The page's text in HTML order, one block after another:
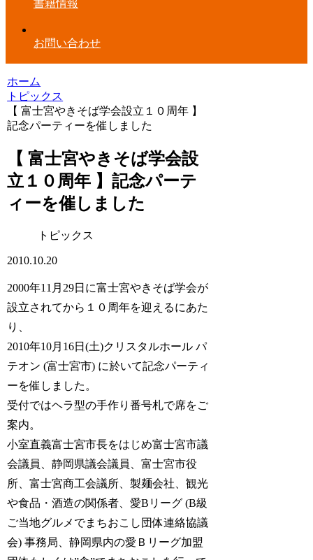
書籍情報
お問い合わせ
ホーム
トピックス
【 富士宮やきそば学会設立１０周年 】
記念パーティーを催しました
【 富士宮やきそば学会設
立１０周年 】記念パーテ
ィーを催しました
トピックス
2010.10.20
2000年11月29日に富士宮やきそば学会が
設立されてから１０周年を迎えるにあた
り、
2010年10月16日(土)クリスタルホール パ
テオン (富士宮市) に於いて記念パーティ
ーを催しました。
受付ではヘラ型の手作り番号札で席をご
案内。
小室直義富士宮市長をはじめ富士宮市議
会議員、静岡県議会議員、富士宮市役
所、富士宮商工会議所、製麺会社、観光
や食品・酒造の関係者、愛Bリーグ (B級
ご当地グルメでまちおこし団体連絡協議
会) 事務局、静岡県内の愛Ｂリーグ加盟